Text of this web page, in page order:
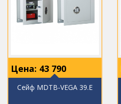
Цена: 43 790
Сейф МDТВ-VEGA 39.E